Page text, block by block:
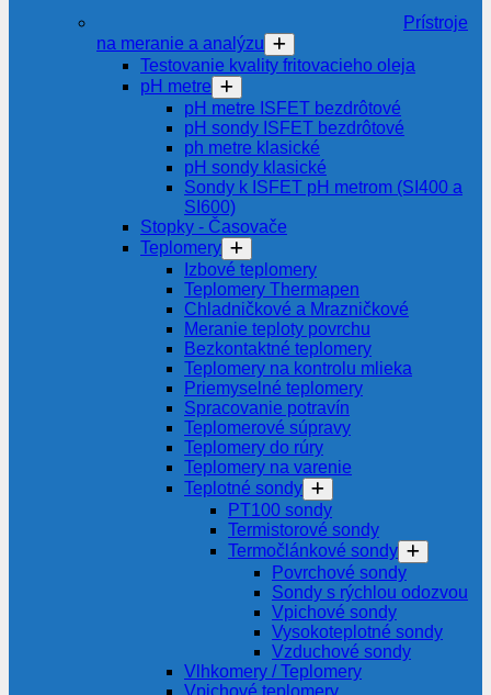
Prístroje
na meranie a analýzu
Testovanie kvality fritovacieho oleja
pH metre
pH metre ISFET bezdrôtové
pH sondy ISFET bezdrôtové
ph metre klasické
pH sondy klasické
Sondy k ISFET pH metrom (SI400 a
SI600)
Stopky - Časovače
Teplomery
Izbové teplomery
Teplomery Thermapen
Chladničkové a Mrazničkové
Meranie teploty povrchu
Bezkontaktné teplomery
Teplomery na kontrolu mlieka
Priemyselné teplomery
Spracovanie potravín
Teplomerové súpravy
Teplomery do rúry
Teplomery na varenie
Teplotné sondy
PT100 sondy
Termistorové sondy
Termočlánkové sondy
Povrchové sondy
Sondy s rýchlou odozvou
Vpichové sondy
Vysokoteplotné sondy
Vzduchové sondy
Vlhkomery / Teplomery
Vpichové teplomery